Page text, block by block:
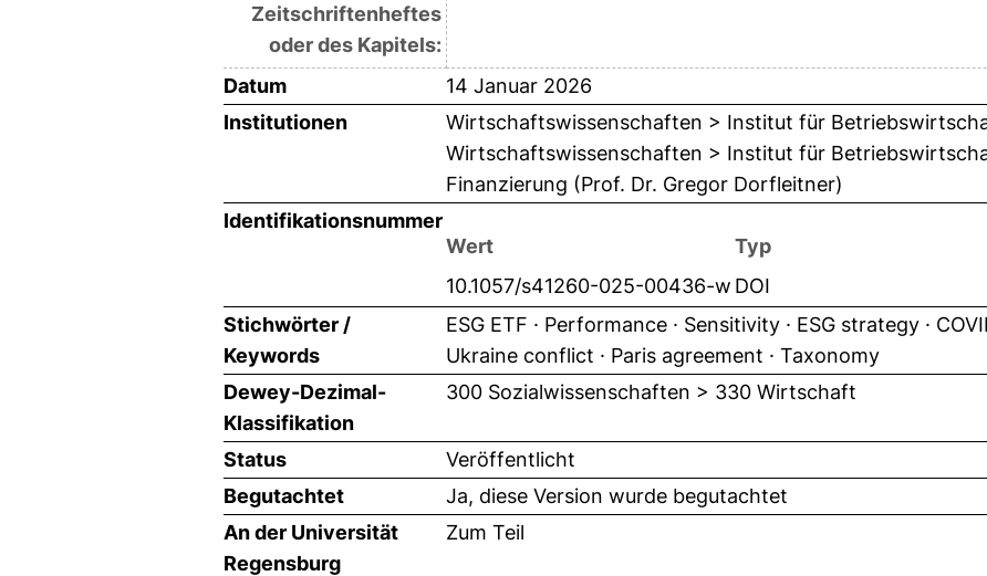
Zeitschriftenheftes
oder des Kapitels:
Datum
14 Januar 2026
Institutionen
Wirtschaftswissenschaften > Institut für
Wirtschaftswissenschaften > Institut für
Finanzierung (Prof. Dr. Gregor Dorfleitner)
Identifikationsnummer
Wert
Typ
10.1057/s41260-025-00436-w DOI
Stichwörter /
Keywords
ESG ETF · Performance · Sensitivity · ESG strategy ·
Ukraine conflict · Paris agreement · Taxonomy
Dewey-Dezimal-
Klassifikation
300 Sozialwissenschaften > 330 Wirtschaft
Status
Veröffentlicht
Begutachtet
Ja, diese Version wurde begutachtet
An der Universität
Regensburg
Zum Teil